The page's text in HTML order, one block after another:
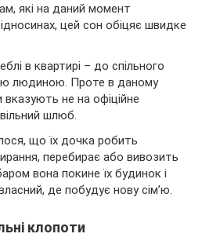
які на даний момент
цей сон обіцяє швидке
в квартирі – до спільного
людиною. Проте в даному
не на офіційне
шлюб.
що їх дочка робить
перебирає або вивозить
вона покине їх будинок і
де побудує нову сім’ю.
клопоти